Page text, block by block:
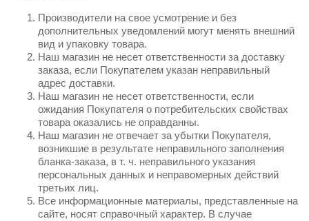
Производители на свое усмотрение и без
дополнительных уведомлений могут менять внешний
вид и упаковку товара.
Наш магазин не несет ответственности за доставку
заказа, если Покупателем указан неправильный
адрес доставки.
Наш магазин не несет ответственности, если
ожидания Покупателя о потребительских свойствах
товара оказались не оправданны.
Наш магазин не отвечает за убытки Покупателя,
возникшие в результате неправильного заполнения
бланка-заказа, в т. ч. неправильного указания
персональных данных и неправомерных действий
третьих лиц.
Все информационные материалы, представленные на
сайте, носят справочный характер. В случае